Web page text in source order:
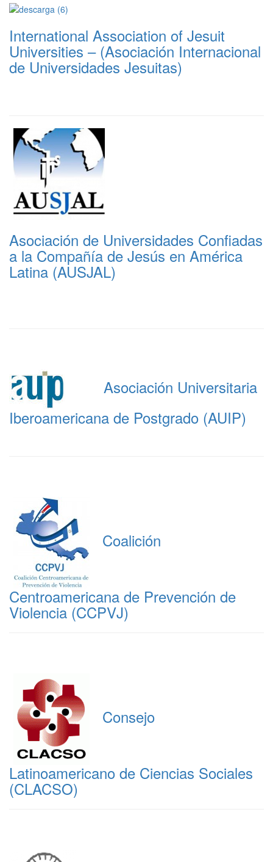
International Association of Jesuit
Universities – (Asociación Internacional
de Universidades Jesuitas)
Asociación de Universidades Confiadas
a la Compañía de Jesús en América
Latina (AUSJAL)
Asociación Universitaria
Iberoamericana de Postgrado (AUIP)
Coalición
Centroamericana de Prevención de
Violencia (CCPVJ)
Consejo
Latinoamericano de Ciencias Sociales
(CLACSO)